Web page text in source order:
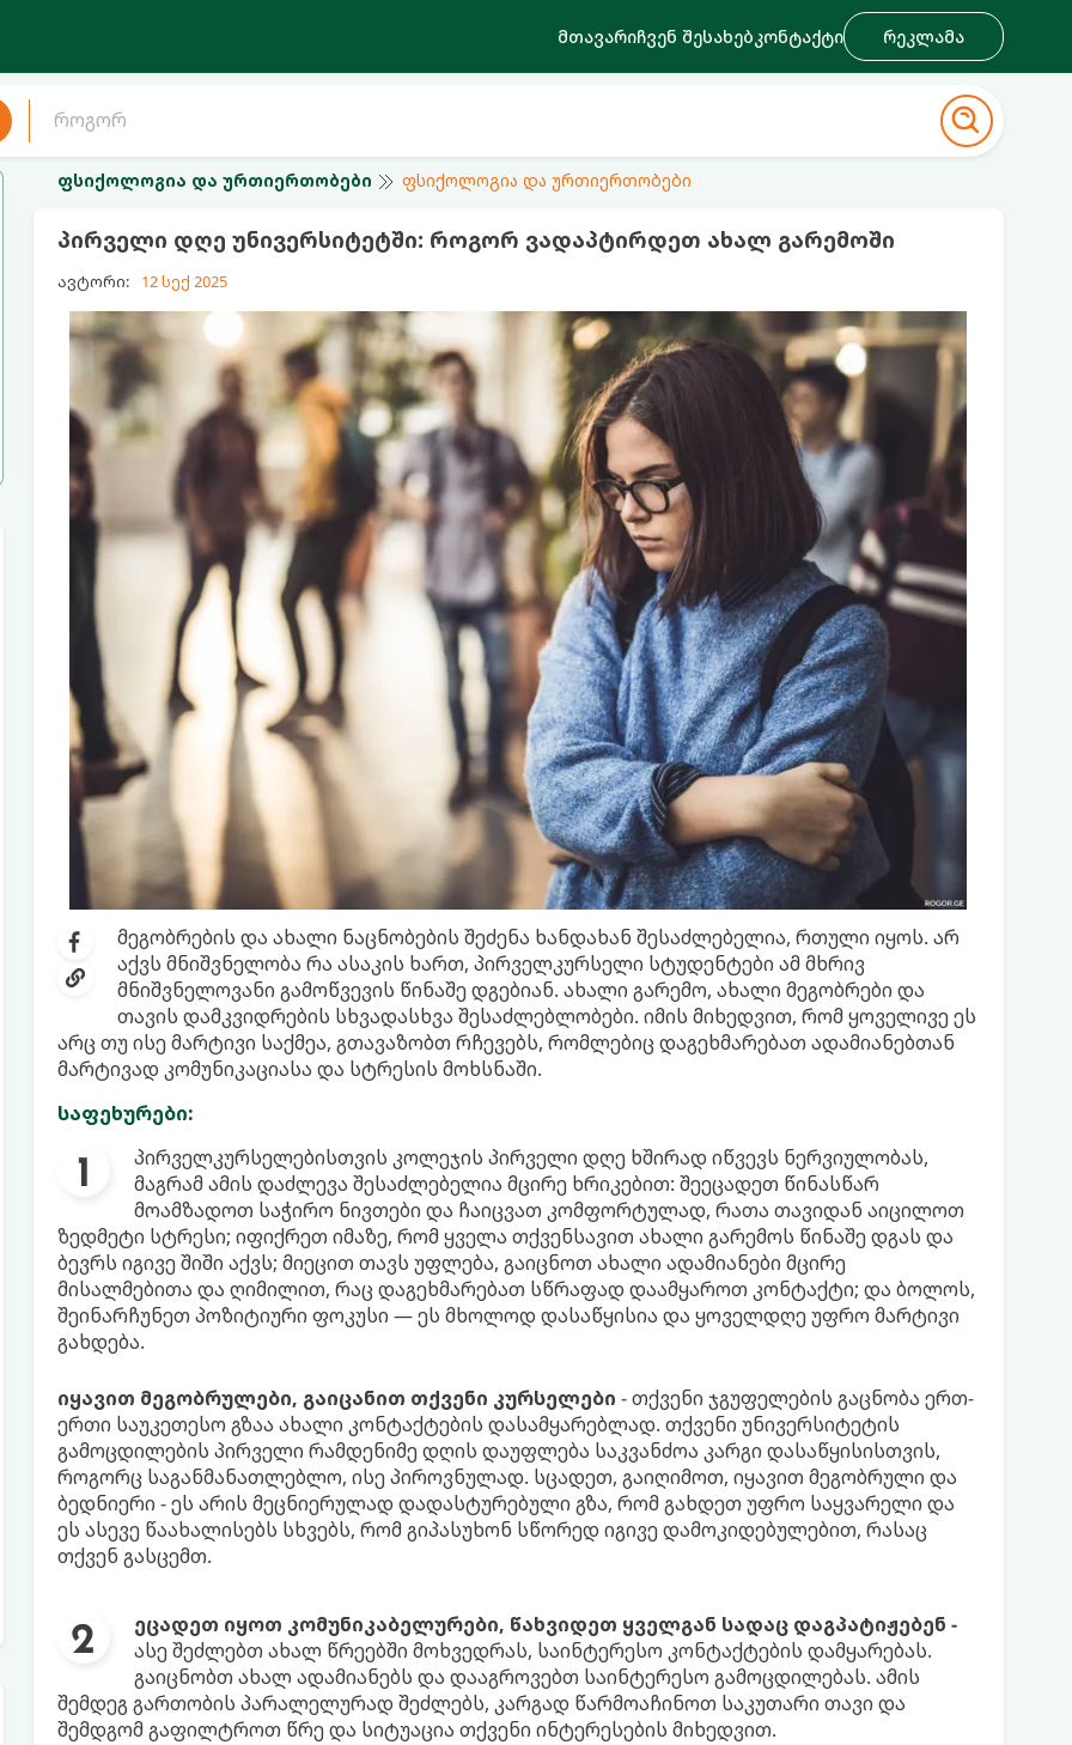
მთავარიჩვენ შესახებკონტაქტი რეკლამა
ფსიქოლოგია და ურთიერთობები ფსიქოლოგია და ურთიერთობები
პირველი დღე უნივერსიტეტში: როგორ ვადაპტირდეთ ახალ გარემოში
ავტორი: 12 სექ 2025
მეგობრების და ახალი ნაცნობების შეძენა ხანდახან შესაძლებელია, რთული იყოს. არ
აქვს მნიშვნელობა რა ასაკის ხართ, პირველკურსელი სტუდენტები ამ მხრივ
მნიშვნელოვანი გამოწვევის წინაშე დგებიან. ახალი გარემო, ახალი მეგობრები და
თავის დამკვიდრების სხვადასხვა შესაძლებლობები. იმის მიხედვით, რომ ყოველივე ეს
არც თუ ისე მარტივი საქმეა, გთავაზობთ რჩევებს, რომლებიც დაგეხმარებათ ადამიანებთან
მარტივად კომუნიკაციასა და სტრესის მოხსნაში.
საფეხურები:
პირველკურსელებისთვის კოლეჯის პირველი დღე ხშირად იწვევს ნერვიულობას,
მაგრამ ამის დაძლევა შესაძლებელია მცირე ხრიკებით: შეეცადეთ წინასწარ
მოამზადოთ საჭირო ნივთები და ჩაიცვათ კომფორტულად, რათა თავიდან აიცილოთ
ზედმეტი სტრესი; იფიქრეთ იმაზე, რომ ყველა თქვენსავით ახალი გარემოს წინაშე დგას და
ბევრს იგივე შიში აქვს; მიეცით თავს უფლება, გაიცნოთ ახალი ადამიანები მცირე
მისალმებითა და ღიმილით, რაც დაგეხმარებათ სწრაფად დაამყაროთ კონტაქტი; და ბოლოს,
შეინარჩუნეთ პოზიტიური ფოკუსი — ეს მხოლოდ დასაწყისია და ყოველდღე უფრო მარტივი
გახდება.
იყავით მეგობრულები, გაიცანით თქვენი კურსელები - თქვენი ჯგუფელების გაცნობა ერთ-
ერთი საუკეთესო გზაა ახალი კონტაქტების დასამყარებლად. თქვენი უნივერსიტეტის
გამოცდილების პირველი რამდენიმე დღის დაუფლება საკვანძოა კარგი დასაწყისისთვის,
როგორც საგანმანათლებლო, ისე პიროვნულად. სცადეთ, გაიღიმოთ, იყავით მეგობრული და
ბედნიერი - ეს არის მეცნიერულად დადასტურებული გზა, რომ გახდეთ უფრო საყვარელი და
ეს ასევე წაახალისებს სხვებს, რომ გიპასუხონ სწორედ იგივე დამოკიდებულებით, რასაც
თქვენ გასცემთ.
ეცადეთ იყოთ კომუნიკაბელურები, წახვიდეთ ყველგან სადაც დაგპატიჟებენ -
ასე შეძლებთ ახალ წრეებში მოხვედრას, საინტერესო კონტაქტების დამყარებას.
გაიცნობთ ახალ ადამიანებს და დააგროვებთ საინტერესო გამოცდილებას. ამის
შემდეგ გართობის პარალელურად შეძლებს, კარგად წარმოაჩინოთ საკუთარი თავი და
შემდგომ გაფილტროთ წრე და სიტუაცია თქვენი ინტერესების მიხედვით.